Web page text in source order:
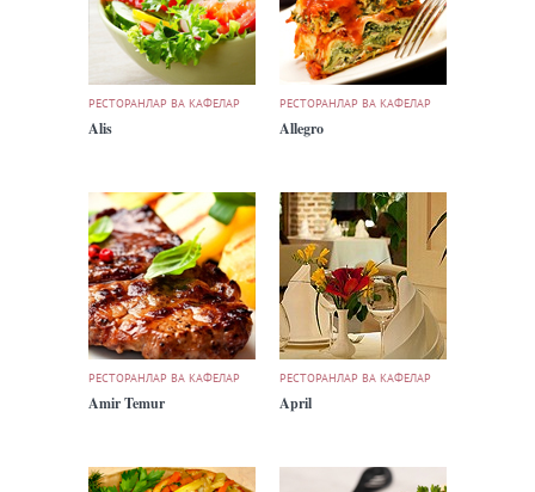
РЕСТОРАНЛАР ВА КАФЕЛАР
Alis
РЕСТОРАНЛАР ВА КАФЕЛАР
Allegro
РЕСТОРАНЛАР ВА КАФЕЛАР
Amir Temur
РЕСТОРАНЛАР ВА КАФЕЛАР
April